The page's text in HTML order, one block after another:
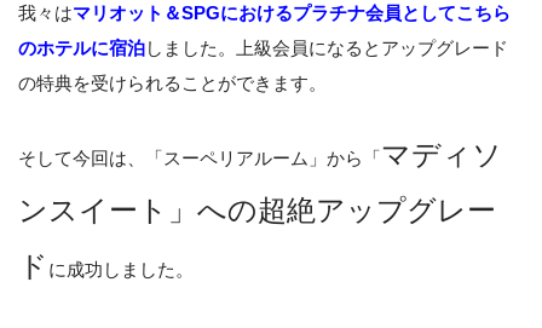
我々はマリオット＆SPGにおけるプラチナ会員としてこちら
のホテルに宿泊しました。上級会員になるとアップグレード
の特典を受けられることができます。
そして今回は、「スーペリアルーム」から「 マディソ
ンスイート」への超絶アップグレー
ド に成功しました。